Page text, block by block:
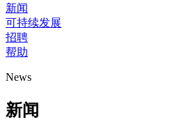
新闻
可持续发展
招聘
帮助
News
新闻